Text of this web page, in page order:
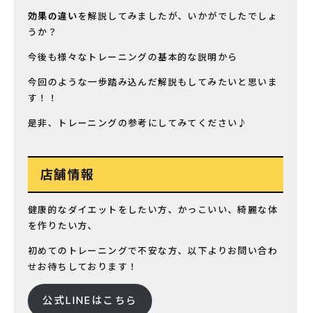
効果の違いを解説してみましたが、いかがでしたでしょ
うか？
今後も様々なトレーニングの基本的な説明から
今回のような一歩踏み込んだ解説もしてみたいと思いま
す！！
是非、トレーニングの参考にしてみてください♪
店舗情報
健康的なダイエットをしたい方、かっこいい、綺麗な体
を作りたい方、
初めてのトレーニングで不安な方、以下よりお問い合わ
せお待ちしております！
公式LINEはこちら